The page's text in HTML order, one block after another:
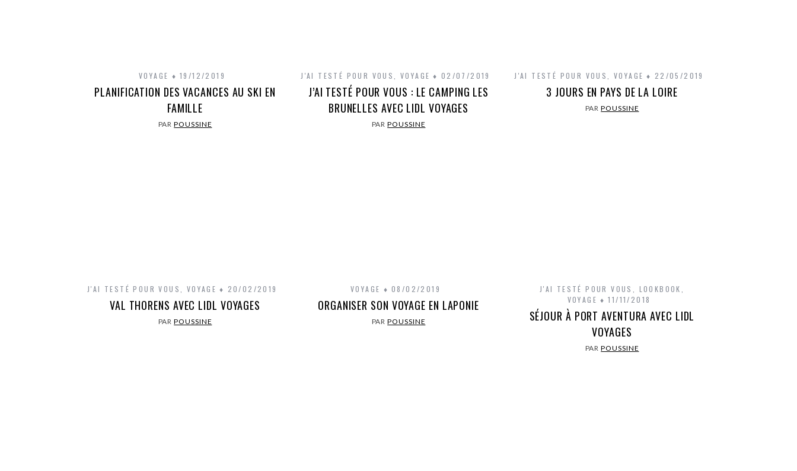
VOYAGE 19/12/2019
PLANIFICATION DES VACANCES AU SKI EN
FAMILLE
PARPOUSSINE
J'AI TESTÉ POUR VOUS VOYAGE 02/07/2019
J’AI TESTÉ POUR VOUS : LE CAMPING LES
BRUNELLES AVEC LIDL VOYAGES
PARPOUSSINE
J'AI TESTÉ POUR VOUS VOYAGE 22/05/2019
3 JOURS EN PAYS DE LA LOIRE
PARPOUSSINE
J'AI TESTÉ POUR VOUS VOYAGE 20/02/2019
VAL THORENS AVEC LIDL VOYAGES
PARPOUSSINE
VOYAGE 08/02/2019
ORGANISER SON VOYAGE EN LAPONIE
PARPOUSSINE
J'AI TESTÉ POUR VOUS LOOKBOOK
VOYAGE
11/11/2018
SÉJOUR À PORT AVENTURA AVEC LIDL
VOYAGES
PARPOUSSINE